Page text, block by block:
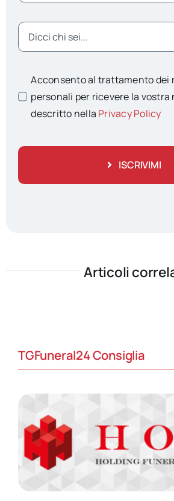
Acconsento al trattamento dei
personali per ricevere la
descritto nella Privacy Policy
ISCRIVIMI
Articoli
TGFuneral24 Consiglia